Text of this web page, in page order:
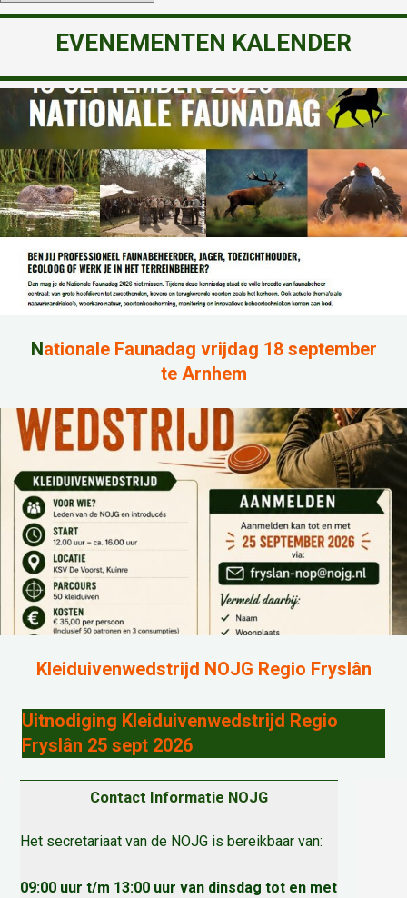
EVENEMENTEN KALENDER
Nationale Faunadag vrijdag 18 september
te Arnhem
Kleiduivenwedstrijd NOJG Regio Fryslân
Uitnodiging Kleiduivenwedstrijd Regio
Fryslân 25 sept 2026
Contact Informatie NOJG
Het secretariaat van de NOJG is bereikbaar van:
09:00 uur t/m 13:00 uur van dinsdag tot en met